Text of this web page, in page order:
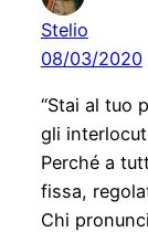
Stelio
08/03/2020
“Stai al tuo
gli
Perché a
fissa,
Chi